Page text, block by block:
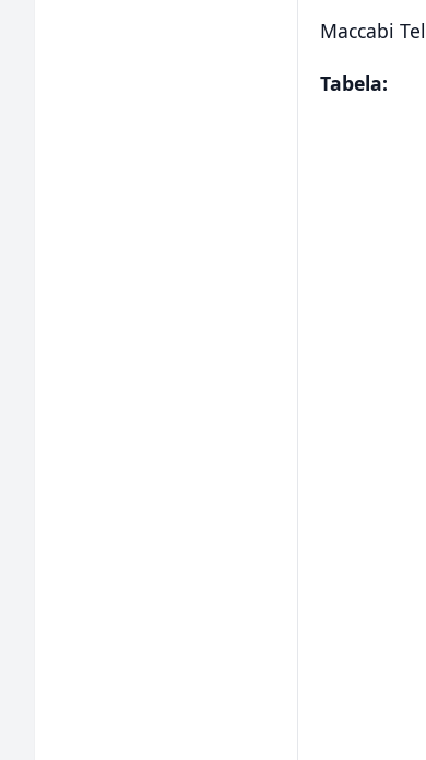
Maccabi
Tabela: